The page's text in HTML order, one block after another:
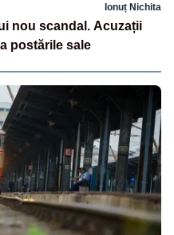
Ionuț Nichita
nou scandal. Acuzații
postările sale